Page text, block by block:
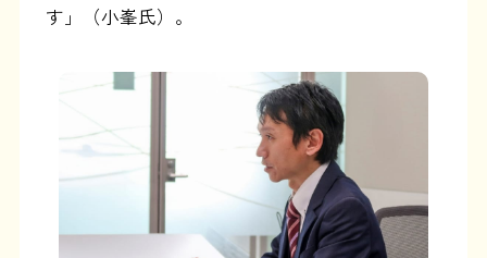
す」（小峯氏）。